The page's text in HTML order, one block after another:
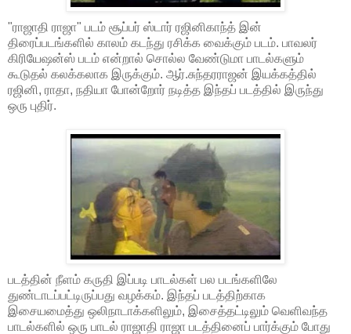
"ராஜாதி ராஜா" படம் சூப்பர் ஸ்டார் ரஜினிகாந்த் இன்
திரைப்படங்களில் காலம் கடந்து ரசிக்க வைக்கும் படம். பாவலர்
கிரியேஷன்ஸ் படம் என்றால் சொல்ல வேண்டுமா பாடல்களும்
கூடுதல் கலக்கலாக இருக்கும். ஆர்.சுந்தரராஜன் இயக்கத்தில்
ரஜினி, ராதா, நதியா போன்றோர் நடித்த இந்தப் படத்தில் இருந்து
ஒரு புதிர்.
படத்தின் நீளம் கருதி இப்படி பாடல்கள் பல படங்களிலே
துண்டாடப்பட்டிருப்பது வழக்கம். இந்தப் படத்திற்காக
இசையமைத்து ஒலிநாடாக்களிலும், இசைத்தட்டிலும் வெளிவந்த
பாடல்களில் ஒரு பாடல் ராஜாதி ராஜா படத்தினைப் பார்க்கும் போது